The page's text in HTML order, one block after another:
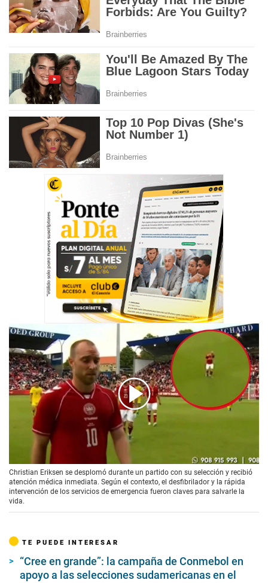
Christian Eriksen se desplomó durante un partido con su selección y recibió
atención médica inmediata. Según el contexto, el desfibrilador y la rápida
intervención de los servicios de emergencia fueron claves para salvarle la
vida.
TE PUEDE INTERESAR
“Cree en grande”: la campaña de Conmebol en
apoyo a las selecciones sudamericanas en el